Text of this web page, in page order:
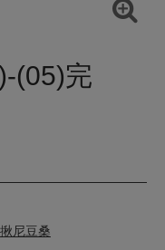
(05)完
揪尼豆桑